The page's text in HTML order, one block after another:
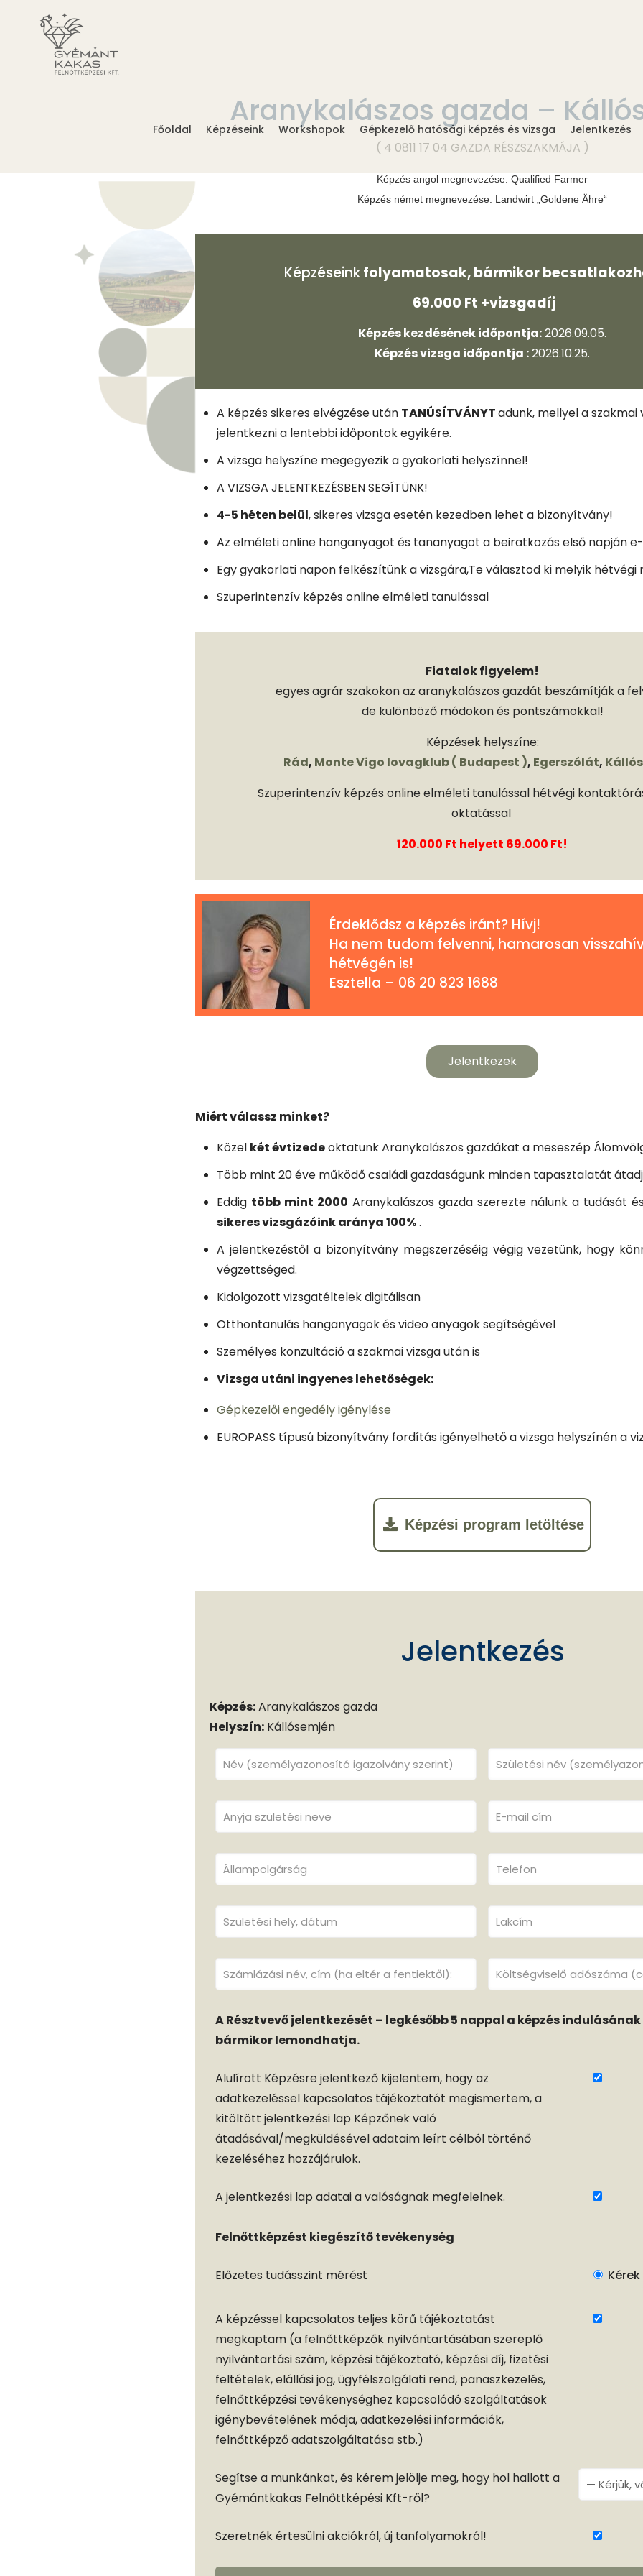
Főoldal Képzéseink Workshopok Gépkezelő hatósági képzés és vizsga Jelentkezés
Aranykalászos gazda –
( 4 0811 17 04 GAZDA RÉSZSZAKMÁJA )
Képzés angol megnevezése: Qualified Farmer
Képzés német megnevezése: Landwirt „Goldene Ähre“
Képzéseinkfolyamatosak, bármikor
69.000 Ft +vizsgadíj
Képzés kezdésének időpontja:2026.09.05.
Képzés vizsga időpontja :2026.10.25.
A képzés sikeres elvégzése után TANÚSÍTVÁNYTadunk, mellyel a szakmai
jelentkezni a lentebbi időpontok egyikére.
A vizsga helyszíne megegyezik a gyakorlati helyszínnel!
A VIZSGA JELENTKEZÉSBEN SEGÍTÜNK!
4-5 héten belül, sikeres vizsga esetén kezedben lehet a bizonyítvány!
Az elméleti online hanganyagot és tananyagot a beiratkozás első napján
Egy gyakorlati napon felkészítünk a vizsgára,Te választod ki melyik hétvégi
Szuperintenzív képzés online elméleti tanulással
Fiatalok figyelem!
egyes agrár szakokon az aranykalászos gazdát beszámítják a
de különböző módokon és pontszámokkal!
Képzések helyszíne:
Rád, Monte Vigo lovagklub ( Budapest ), Egerszólát,
Szuperintenzív képzés online elméleti tanulással hétvégi
oktatással
120.000 Ft helyett 69.000 Ft!
Érdeklődsz a képzés iránt? Hívj!
Ha nem tudom felvenni, hamarosan
hétvégén is!
Esztella – 06 20 823 1688
Jelentkezek
Miért válassz minket?
Közel két évtizedeoktatunk Aranykalászos gazdákat a meseszép
Több mint 20 éve működő családi gazdaságunk minden tapasztalatát
Eddig több mint 2000 Aranykalászos gazda szerezte nálunk a tudását
sikeres vizsgázóink aránya 100%.
A jelentkezéstől a bizonyítvány megszerzéséig végig vezetünk, hogy
végzettséged.
Kidolgozott vizsgatéltelek digitálisan
Otthontanulás hanganyagok és video anyagok segítségével
Személyes konzultáció a szakmai vizsga után is
Vizsga utáni ingyenes lehetőségek:
Gépkezelői engedély igénylése
EUROPASS típusú bizonyítvány fordítás igényelhető a vizsga helyszínén a
Képzési program letöltése
Jelentkezés
Képzés:Aranykalászos gazda
Helyszín: Kállósemjén
A Résztvevő jelentkezését – legkésőbb 5 nappal a képzés
bármikor lemondhatja.
Alulírott Képzésre jelentkező kijelentem, hogy az
adatkezeléssel kapcsolatos tájékoztatót megismertem, a
kitöltött jelentkezési lap Képzőnek való
átadásával/megküldésével adataim leírt célból történő
kezeléséhez hozzájárulok.
A jelentkezési lap adatai a valóságnak megfelelnek.
Felnőttképzést kiegészítő tevékenység
Előzetes tudásszint mérést Kérek
A képzéssel kapcsolatos teljes körű tájékoztatást
megkaptam (a felnőttképzők nyilvántartásában szereplő
nyilvántartási szám, képzési tájékoztató, képzési díj, fizetési
feltételek, elállási jog, ügyfélszolgálati rend, panaszkezelés,
felnőttképzési tevékenységhez kapcsolódó szolgáltatások
igénybevételének módja, adatkezelési információk,
felnőttképző adatszolgáltatása stb.)
Segítse a munkánkat, és kérem jelölje meg, hogy hol hallott a
Gyémántkakas Felnőttképési Kft-ről?
Szeretnék értesülni akciókról, új tanfolyamokról!